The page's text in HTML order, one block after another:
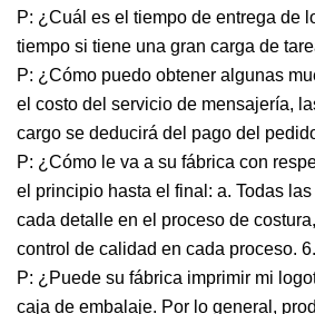
P: ¿Cuál es el tiempo de entrega de
tiempo si tiene una gran carga de
P: ¿Cómo puedo obtener algunas
el costo del servicio de mensajería,
cargo se deducirá del pago del
P: ¿Cómo le va a su fábrica con
el principio hasta el final: a. Todas
cada detalle en el proceso de
control de calidad en cada proceso. 6.
P: ¿Puede su fábrica imprimir mi
caja de embalaje. Por lo general,